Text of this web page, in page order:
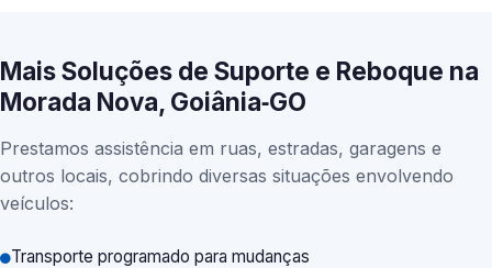
Mais Soluções de Suporte e Reboque na
Morada Nova, Goiânia‑GO
Prestamos assistência em ruas, estradas, garagens e
outros locais, cobrindo diversas situações envolvendo
veículos:
Transporte programado para mudanças